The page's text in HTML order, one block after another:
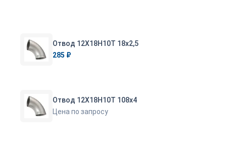
Отвод 12Х18Н10Т 18х2,5
285 ₽
Отвод 12Х18Н10Т 108х4
Цена по запросу